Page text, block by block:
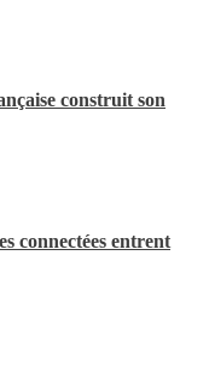
construit son
connectées entrent